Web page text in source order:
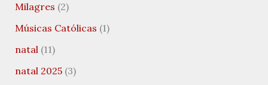
Milagres (2)
Músicas Católicas (1)
natal(11)
natal 2025(3)